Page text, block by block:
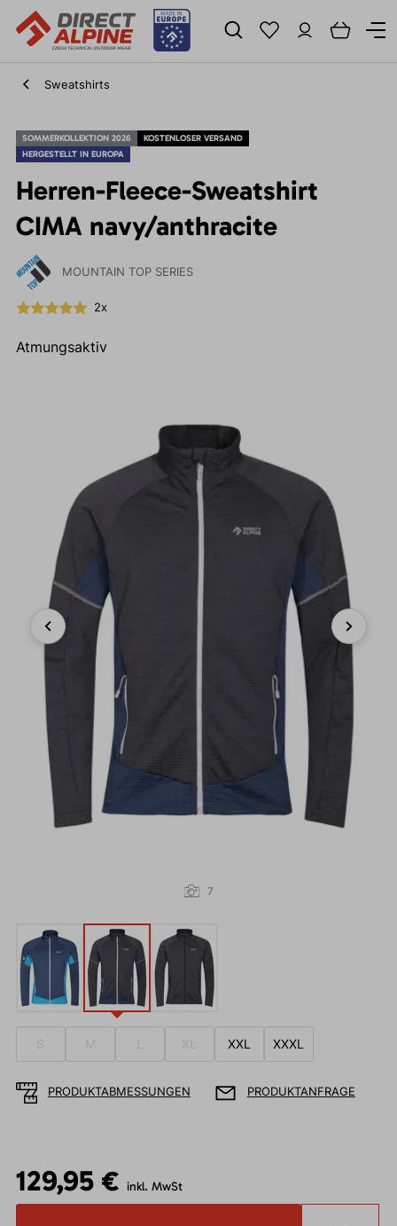
Sweatshirts
SOMMERKOLLEKTION 2026
KOSTENLOSER VERSAND
HERGESTELLT IN EUROPA
Herren-Fleece-Sweatshirt
CIMA navy/anthracite
MOUNTAIN TOP SERIES
2x
Atmungsaktiv
7
S M XL XXL XXXL
PRODUKTABMESSUNGEN PRODUKTANFRAGE
129,95 € inkl. MwSt